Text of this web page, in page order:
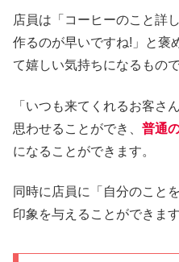
店員は「コーヒーのこと詳
作るのが早いですね!」と褒
て嬉しい気持ちになるもので
「いつも来てくれるお客さ
思わせることができ、 普通
になることができます。
同時に店員に「自分のこと
印象を与えることができます